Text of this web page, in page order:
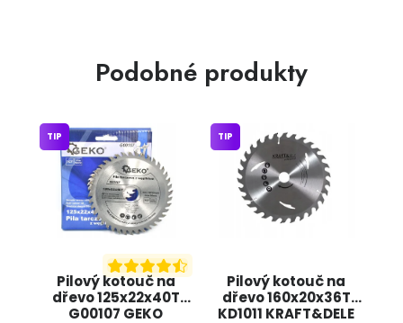
Podobné produkty
Pilový kotouč na
dřevo 125x22x40T
G00107 GEKO
TIP
Pilový kotouč na
dřevo 160x20x36T
KD1011 KRAFT&DELE
TIP